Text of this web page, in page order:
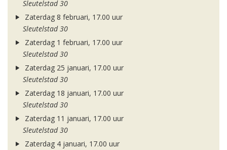
Sleutelstad 30
Zaterdag 8 februari, 17.00 uur
Sleutelstad 30
Zaterdag 1 februari, 17.00 uur
Sleutelstad 30
Zaterdag 25 januari, 17.00 uur
Sleutelstad 30
Zaterdag 18 januari, 17.00 uur
Sleutelstad 30
Zaterdag 11 januari, 17.00 uur
Sleutelstad 30
Zaterdag 4 januari, 17.00 uur